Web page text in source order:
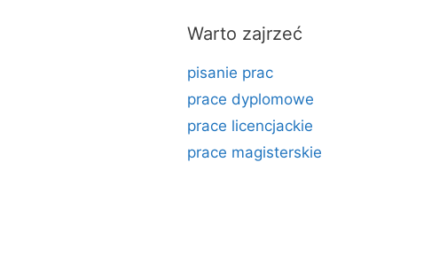
Warto zajrzeć
pisanie prac
prace dyplomowe
prace licencjackie
prace magisterskie